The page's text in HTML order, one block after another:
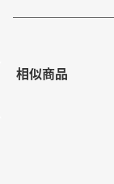
相似商品